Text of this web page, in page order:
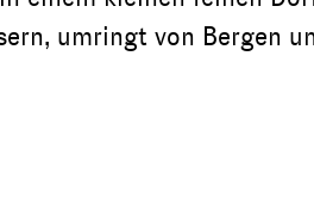
umringt von Bergen